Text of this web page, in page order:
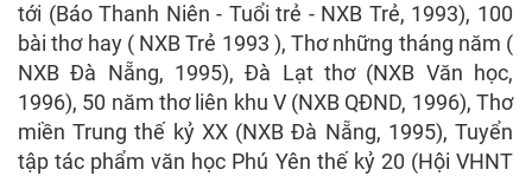
tới (Báo Thanh Niên - Tuổi trẻ - NXB Trẻ, 1993), 100
bài thơ hay ( NXB Trẻ 1993 ), Thơ những tháng năm (
NXB Đà Nẵng, 1995), Đà Lạt thơ (NXB Văn học,
1996), 50 năm thơ liên khu V (NXB QĐND, 1996), Thơ
miền Trung thế kỷ XX (NXB Đà Nẵng, 1995), Tuyển
tập tác phẩm văn học Phú Yên thế kỷ 20 (Hội VHNT